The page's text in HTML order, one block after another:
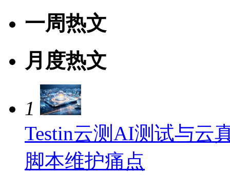
一周热文
月度热文
1
Testin云测AI测试与云
脚本维护痛点